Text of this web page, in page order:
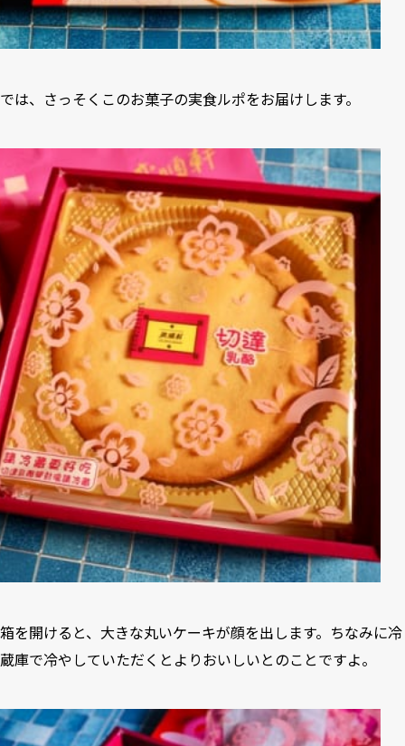
では、さっそくこのお菓子の実食ルポをお届けします。
箱を開けると、大きな丸いケーキが顔を出します。ちなみに冷
蔵庫で冷やしていただくとよりおいしいとのことですよ。